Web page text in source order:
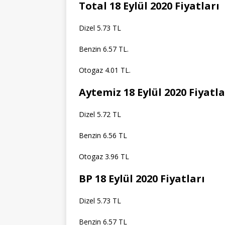
Total 18 Eylül 2020 Fiyatları
Dizel 5.73 TL
Benzin 6.57 TL.
Otogaz 4.01 TL.
Aytemiz 18 Eylül 2020
Dizel 5.72 TL
Benzin 6.56 TL
Otogaz 3.96 TL
BP 18 Eylül 2020 Fiyatları
Dizel 5.73 TL
Benzin 6.57 TL